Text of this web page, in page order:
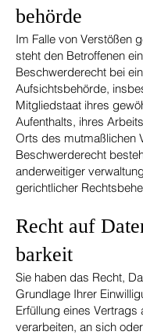
behörde
Im Falle von Verstößen
steht den Betroffenen ein
Beschwerderecht bei
Aufsichtsbehörde,
Mitgliedstaat ihres
Aufenthalts, ihres
Orts des mutmaßlichen
Beschwerderecht
anderweitiger
gerichtlicher
Recht auf
barkeit
Sie haben das Recht,
Grundlage Ihrer
Erfüllung eines Vertrags
verarbeiten, an sich